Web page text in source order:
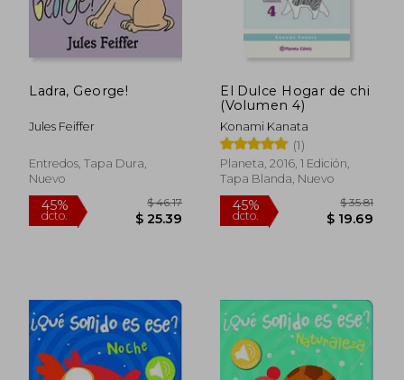
45% $ 18.14 45%
Ladra, George!
Jules Feiffer
Entredos, Tapa Dura,
Nuevo
El Dulce Hogar de chi
(Volumen 4)
Konami Kanata
(1)
Planeta, 2016, 1 Edición,
Tapa Blanda, Nuevo